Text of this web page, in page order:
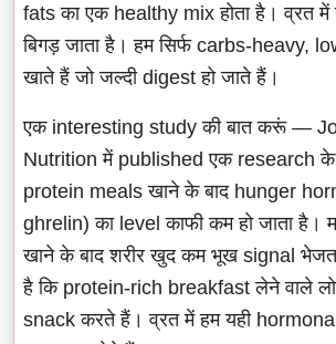
fats का एक healthy mix होता है। व्रत
बिगड़ जाता है। हम सिर्फ carbs-heavy,
खाते हैं जो जल्दी digest हो जाते हैं।
एक interesting study की बात करूं —
Nutrition में published एक research
protein meals खाने के बाद hunger
ghrelin) का level काफी कम हो जाता है।
खाने के बाद शरीर खुद कम भूख signal
है कि protein-rich breakfast लेने वाले
snack करते हैं। व्रत में हम यही